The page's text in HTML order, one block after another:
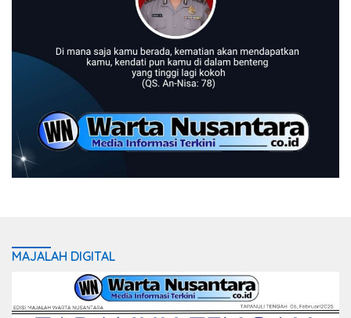
MAJALAH DIGITAL